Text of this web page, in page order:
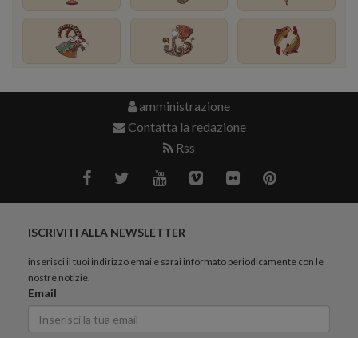
amministrazione
Contatta la redazione
Rss
ISCRIVITI ALLA NEWSLETTER
inserisci il tuoi indirizzo emai e sarai informato periodicamente con le
nostre notizie.
Email